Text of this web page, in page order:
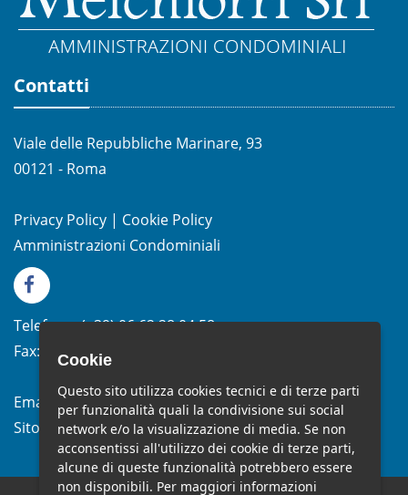
Contatti
Viale delle Repubbliche Marinare, 93
00121 - Roma
Privacy Policy | Cookie Policy
Amministrazioni Condominiali
Telefono:(+39)06.62.28.04.58
Fax:
(+39) 06.99.33.19.10
Email: info@studiomelchiorri.it
Sito Web:www.stmelchiorri.it
Cookie
Questo sito utilizza cookies tecnici e di terze parti
per funzionalità quali la condivisione sui social
network e/o la visualizzazione di media. Se non
acconsentissi all'utilizzo dei cookie di terze parti,
alcune di queste funzionalità potrebbero essere
non disponibili. Per maggiori informazioni